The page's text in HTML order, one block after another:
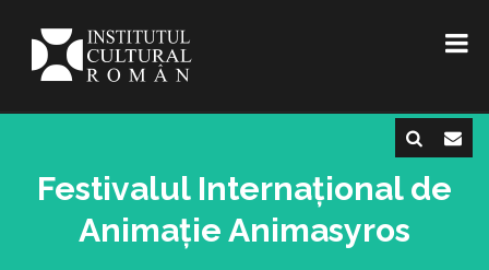
Festivalul Internațional de
Animație Animasyros